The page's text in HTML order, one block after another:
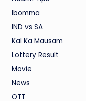
Ibomma
IND vs SA
Kal Ka Mausam
Lottery Result
Movie
News
OTT